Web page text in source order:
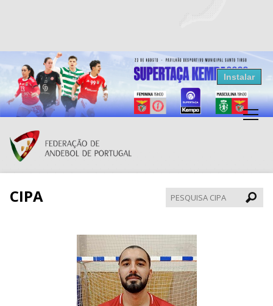
Resultados Andebol
Federação de Andebol de Portugal
Grátis - Disponivel na Play Store
Instalar
CIPA
CIPA